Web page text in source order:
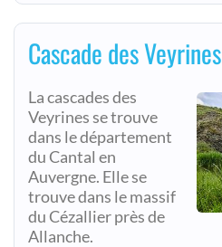
Cascade des Veyrines
La cascades des
Veyrines se trouve
dans le département
du Cantal en
Auvergne. Elle se
trouve dans le massif
du Cézallier près de
Allanche.